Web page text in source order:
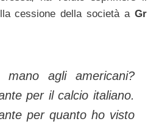
cessione della società a Gr
mano agli americani?
per il calcio italiano.
per quanto ho visto